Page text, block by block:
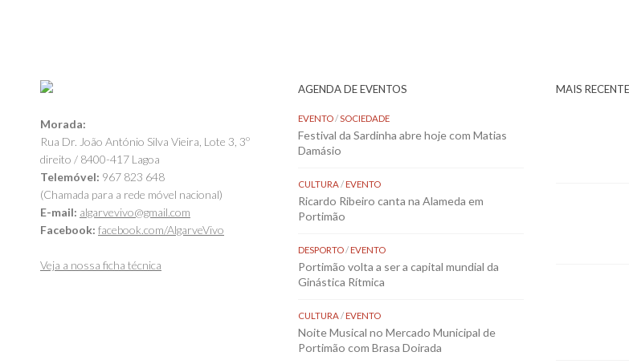
Morada:
Rua Dr. João António Silva Vieira, Lote 3, 3º
direito / 8400-417 Lagoa
Telemóvel: 967 823 648
(Chamada para a rede móvel nacional)
E-mail: algarvevivo@gmail.com
Facebook: facebook.com/AlgarveVivo
Veja a nossa ficha técnica
AGENDA DE EVENTOS
EVENTO/SOCIEDADE
Festival da Sardinha abre hoje com Matias
Damásio
CULTURA/EVENTO
Ricardo Ribeiro canta na Alameda em
Portimão
DESPORTO/EVENTO
Portimão volta a ser a capital mundial da
Ginástica Rítmica
CULTURA/EVENTO
Noite Musical no Mercado Municipal de
Portimão com Brasa Doirada
MAIS